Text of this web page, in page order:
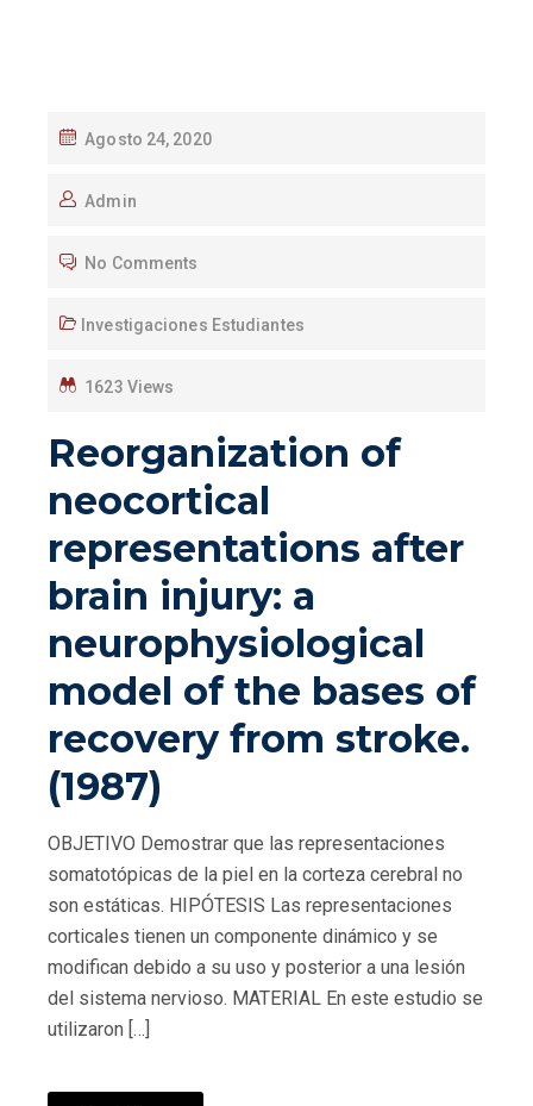
Agosto 24, 2020
Admin
No Comments
Investigaciones Estudiantes
1623 Views
Reorganization of
neocortical
representations after
brain injury: a
neurophysiological
model of the bases of
recovery from stroke.
(1987)
OBJETIVO Demostrar que las representaciones
somatotópicas de la piel en la corteza cerebral no
son estáticas. HIPÓTESIS Las representaciones
corticales tienen un componente dinámico y se
modifican debido a su uso y posterior a una lesión
del sistema nervioso. MATERIAL En este estudio se
utilizaron […]